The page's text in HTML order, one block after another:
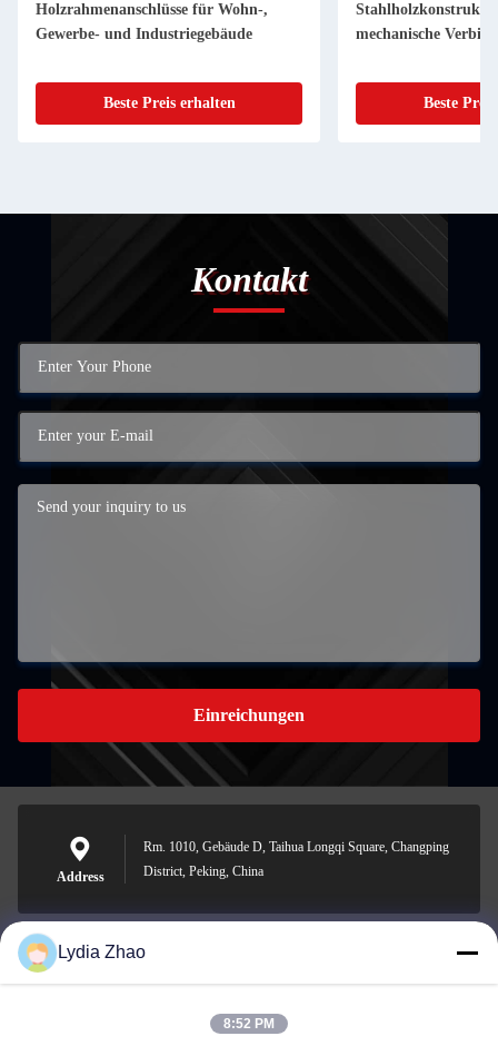
Holzrahmenanschlüsse für Wohn-,
Gewerbe- und Industriegebäude
Beste Preis erhalten
mechanische
Beste
Kontakt
Einreichungen
Address
Rm. 1010, Gebäude D, Taihua Longqi Square, Changping
District, Peking, China
jesingd@vip.sina.com
Lydia Zhao
8:52 PM